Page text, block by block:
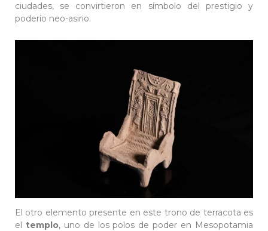
ciudades, se convirtieron en símbolo del prestigio y
poderío neo-asirio.
El otro elemento presente en este trono de terracota es
el templo, uno de los polos de poder en Mesopotamia